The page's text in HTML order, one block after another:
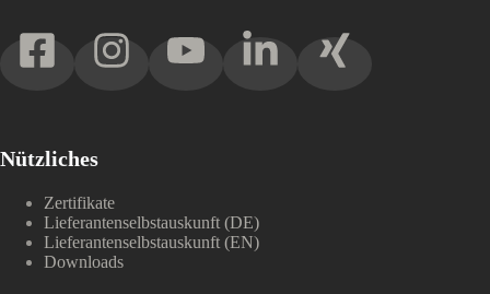
Nützliches
Zertifikate
Lieferantenselbstauskunft (DE)
Lieferantenselbstauskunft (EN)
Downloads